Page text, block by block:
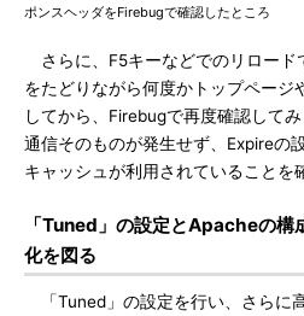
ポンスヘッダをFirebugで確認したところ
さらに、F5キーなどでのリロード
をたどりながら何度かトップページ
してから、Firebugで再度確認して
通信そのものが発生せず、Expireの
キャッシュが利用されていることを
「Tuned」の設定とApacheの構
化を図る
「Tuned」の設定を行い、さらに